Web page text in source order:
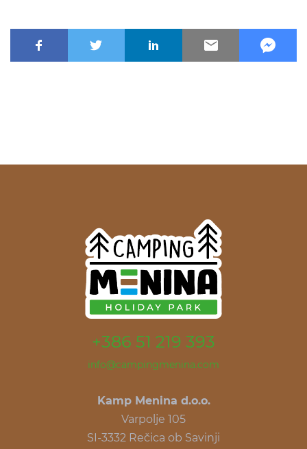
+386 51 219 393
info@campingmenina.com
Kamp Menina d.o.o.
Varpolje 105
SI-3332 Rečica ob Savinji